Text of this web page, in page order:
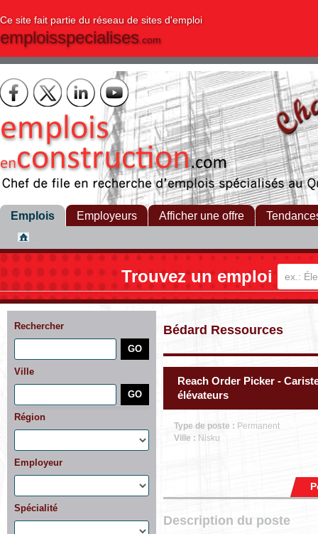
Ce site fait partie du réseau de sites d'emploi
emploisspecialises.com
Emplois Employeurs Afficher une offre
Trouvez un emploi
Rechercher
Ville
Région
Employeur
Spécialité
Bédard Ressources
Reach Order Picker -
élévateurs
Type de poste : Permanent
Ville : Nisku
Description du poste